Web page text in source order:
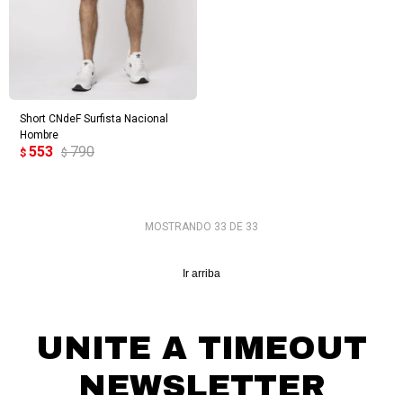
Short CNdeF Surfista Nacional
Hombre
$ 553 $ 790
MOSTRANDO 33 DE 33
Ir arriba
UNITE A TIMEOUT
NEWSLETTER